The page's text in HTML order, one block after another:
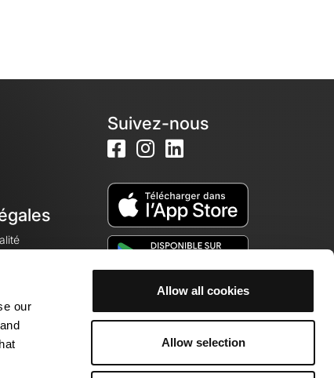
our
Allow all cookies
Allow selection
Suivez-nous